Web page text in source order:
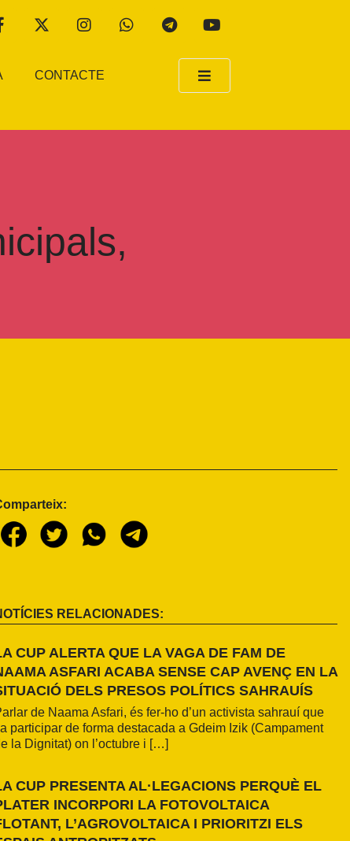
CONTACTE
RELACIONADES:
CUP ALERTA QUE LA VAGA DE FAM DE
ASFARI ACABA SENSE CAP AVENÇ EN LA
DELS PRESOS POLÍTICS SAHRAUÍS
de Naama Asfari, és fer-ho d’un activista sahrauí que
participar de forma destacada a Gdeim Izik (Campament
la Dignitat) on l’octubre i […]
CUP PRESENTA AL·LEGACIONS PERQUÈ EL
INCORPORI LA FOTOVOLTAICA
L’AGROVOLTAICA I PRIORITZI ELS